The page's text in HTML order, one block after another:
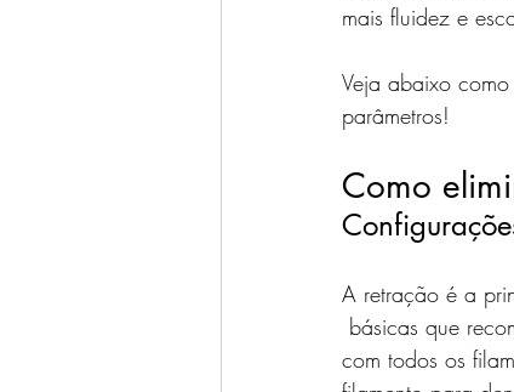
mais fluidez e
Veja abaixo
parâmetros!
Como
A retração é a
básicas que
com todos os